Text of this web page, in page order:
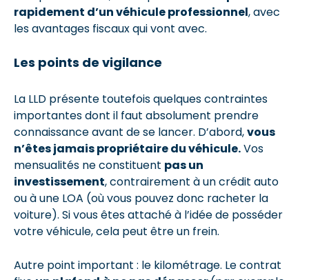
rapidement d’un véhicule professionnel, avec
les avantages fiscaux qui vont avec.
Les points de vigilance
La LLD présente toutefois quelques contraintes
importantes dont il faut absolument prendre
connaissance avant de se lancer. D’abord,vous
n’êtes jamais propriétaire du véhicule.Vos
mensualités ne constituent pas un
investissement, contrairement à un crédit auto
ou à une LOA (où vous pouvez donc racheter la
voiture). Si vous êtes attaché à l’idée de posséder
votre véhicule, cela peut être un frein.
Autre point important : le kilométrage. Le contrat